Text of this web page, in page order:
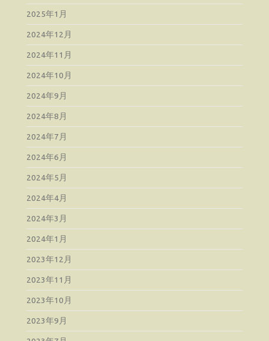
2025年1月
2024年12月
2024年11月
2024年10月
2024年9月
2024年8月
2024年7月
2024年6月
2024年5月
2024年4月
2024年3月
2024年1月
2023年12月
2023年11月
2023年10月
2023年9月